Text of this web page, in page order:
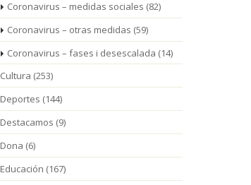
Coronavirus – medidas sociales (82)
Coronavirus – otras medidas (59)
Coronavirus – fases i desescalada (14)
Cultura (253)
Deportes (144)
Destacamos (9)
Dona (6)
Educación (167)